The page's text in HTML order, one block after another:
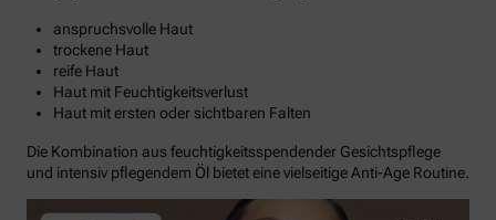
anspruchsvolle Haut
trockene Haut
reife Haut
Haut mit Feuchtigkeitsverlust
Haut mit ersten oder sichtbaren Falten
Die Kombination aus feuchtigkeitsspendender Gesichtspflege
und intensiv pflegendem Öl bietet eine vielseitige Anti-Age Routine.